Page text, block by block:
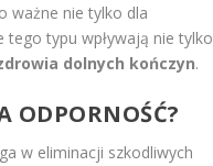
ważne nie tylko dla
typu wpływają nie tylko
dolnych kończyn.
ODPORNOŚĆ?
w eliminacji szkodliwych